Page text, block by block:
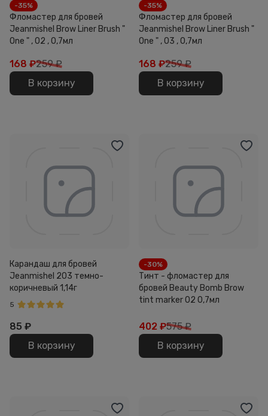
-35%
Фломастер для бровей
Jeanmishel Brow Liner Brush "
One " , 02 , 0,7мл
168 ₽259 ₽
В корзину
-35%
Фломастер для бровей
Jeanmishel Brow Liner Brush "
One " , 03 , 0,7мл
168 ₽259 ₽
В корзину
Карандаш для бровей
Jeanmishel 203 темно-
коричневый 1,14г
5
85 ₽
В корзину
-30%
Тинт - фломастер для
бровей Beauty Bomb Brow
tint marker 02 0,7мл
402 ₽575 ₽
В корзину